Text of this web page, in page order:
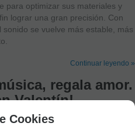
para optimizar sus materiales y
lograr una gran precisión. Con
se vuelve más estable, más
Continuar leyendo »
regala amor.
Valentín!
Cookies